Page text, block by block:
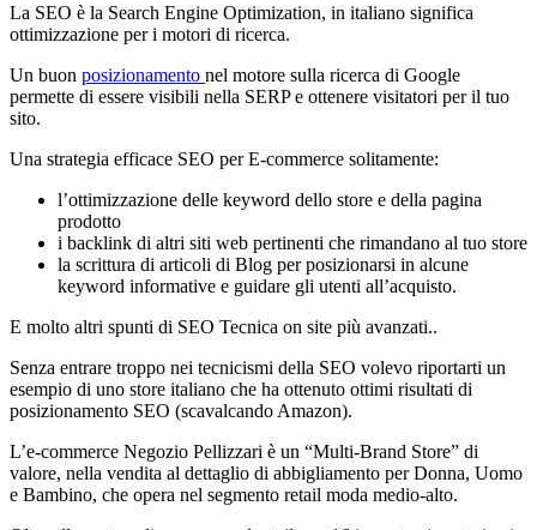
La SEO è la Search Engine Optimization, in italiano significa
ottimizzazione per i motori di ricerca.
Un buon posizionamento nel motore sulla ricerca di Google
permette di essere visibili nella SERP e ottenere visitatori per il tuo
sito.
Una strategia efficace SEO per E-commerce solitamente:
l’ottimizzazione delle keyword dello store e della pagina
prodotto
i backlink di altri siti web pertinenti che rimandano al tuo store
la scrittura di articoli di Blog per posizionarsi in alcune
keyword informative e guidare gli utenti all’acquisto.
E molto altri spunti di SEO Tecnica on site più avanzati..
Senza entrare troppo nei tecnicismi della SEO volevo riportarti un
esempio di uno store italiano che ha ottenuto ottimi risultati di
posizionamento SEO (scavalcando Amazon).
L’e-commerce Negozio Pellizzari è un “Multi-Brand Store” di
valore, nella vendita al dettaglio di abbigliamento per Donna, Uomo
e Bambino, che opera nel segmento retail moda medio-alto.